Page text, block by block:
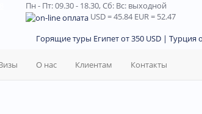
Пн - Пт: 09.30 - 18.30,Сб: Вс: выходной
USD= 45.84EUR= 52.47
Горящие туры Египет от 350 USD | Турция
О нас Клиентам Контакты